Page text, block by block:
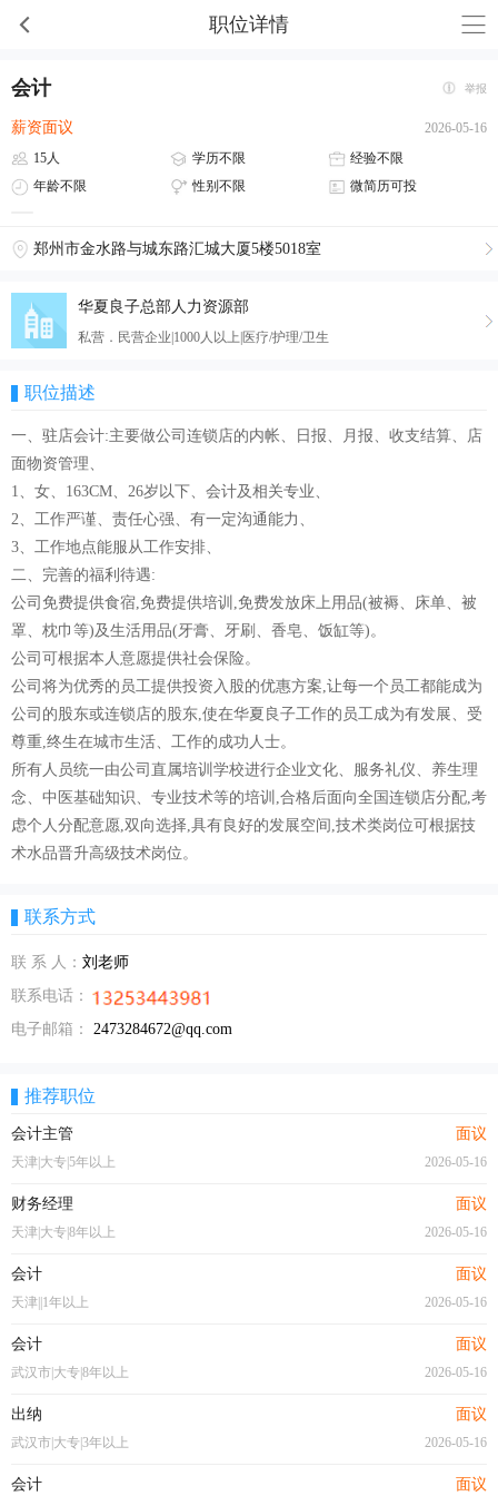
职位详情
会计 举报
薪资面议
2026-05-16
15人
学历不限
经验不限
年龄不限
性别不限 微简历可投
郑州市金水路与城东路汇城大厦5楼5018室
华夏良子总部人力资源部
私营．民营企业|1000人以上|医疗/护理/卫生
职位描述
一、驻店会计:主要做公司连锁店的内帐、日报、月报、收支结算、店
面物资管理、
1、女、163CM、26岁以下、会计及相关专业、
2、工作严谨、责任心强、有一定沟通能力、
3、工作地点能服从工作安排、
二、完善的福利待遇:
公司免费提供食宿,免费提供培训,免费发放床上用品(被褥、床单、被
罩、枕巾等)及生活用品(牙膏、牙刷、香皂、饭缸等)。
公司可根据本人意愿提供社会保险。
公司将为优秀的员工提供投资入股的优惠方案,让每一个员工都能成为
公司的股东或连锁店的股东,使在华夏良子工作的员工成为有发展、受
尊重,终生在城市生活、工作的成功人士。
所有人员统一由公司直属培训学校进行企业文化、服务礼仪、养生理
念、中医基础知识、专业技术等的培训,合格后面向全国连锁店分配,考
虑个人分配意愿,双向选择,具有良好的发展空间,技术类岗位可根据技
术水品晋升高级技术岗位。
联系方式
联 系 人： 刘老师
联系电话：
电子邮箱：
2473284672@qq.com
推荐职位
会计主管 面议
天津|大专|5年以上 2026-05-16
财务经理 面议
天津|大专|8年以上 2026-05-16
会计 面议
天津||1年以上 2026-05-16
会计 面议
武汉市|大专|8年以上 2026-05-16
出纳 面议
武汉市|大专|3年以上 2026-05-16
会计 面议